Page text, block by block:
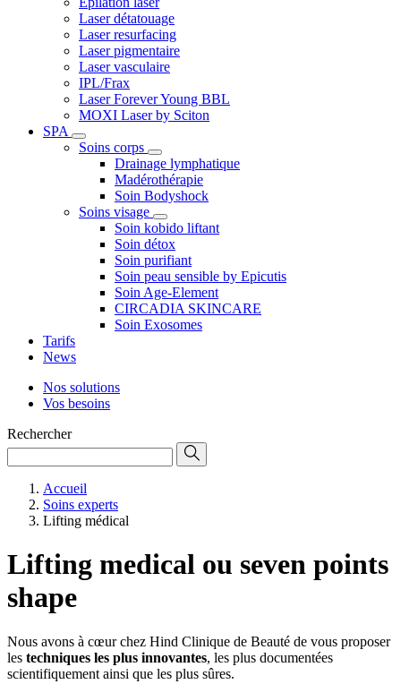
Laser détatouage
Laser resurfacing
Laser pigmentaire
Laser vasculaire
IPL/Frax
Laser Forever Young BBL
MOXI Laser by Sciton
SPA
Soins corps
Drainage lymphatique
Madérothérapie
Soin Bodyshock
Soins visage
Soin kobido liftant
Soin détox
Soin purifiant
Soin peau sensible by Epicutis
Soin Age-Element
CIRCADIA SKINCARE
Soin Exosomes
Tarifs
News
Nos solutions
Vos besoins
Rechercher
Accueil
Soins experts
Lifting médical
Lifting medical ou seven points
shape
Nous avons à cœur chez Hind Clinique de Beauté de vous proposer
les techniques les plus innovantes, les plus documentées
scientifiquement ainsi que les plus sûres.